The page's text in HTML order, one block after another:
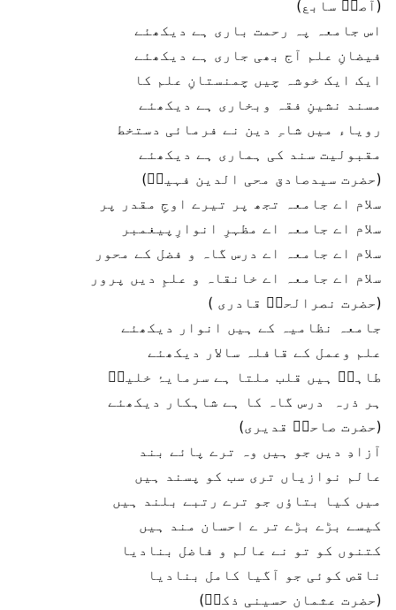
(آصفؔ سابع)
اس جامعہ پہ رحمت باری ہے دیکھئے
فیضانِ علم آج بھی جاری ہے دیکھئے
ایک ایک خوشہ چیں چمنستانِ علم کا
مسند نشینِ فقہ وبخاری ہے دیکھئے
رویاء میں شاہِ دین نے فرمائی دستخط
مقبولیت سند کی ہماری ہے دیکھئے
(حضرت سیدصادق محی الدین فہیمؔ)
سلام اے جامعہ تجھ پر تیرے اوجِ مقدر پر
سلام اے جامعہ اے مظہرِ انوارِپیغمبر
سلام اے جامعہ اے درس گاہ و فضل کے محور
سلام اے جامعہ اے خانقاہ و علمِ دیں پرور
(حضرت نصرالحقؔ قادری )
جامعہ نظامیہ کے ہیں انوار دیکھئے
علم وعمل کے قافلہ سالار دیکھئے
طاہرؔ ہیں قلب ملتا ہے سرمایۂ خلیلؔ
ہر ذرہ درس گاہ کا ہے شاہکار دیکھئے
(حضرت صاحبؔ قدیری)
آزادِ دیں جو ہیں وہ ترے پائے بند
عالم نوازیاں تری سب کو پسند ہیں
میں کیا بتاؤں جو ترے رتبے بلند ہیں
کیسے بڑے بڑے تر ے احسان مند ہیں
کتنوں کو تو نے عالم و فاضل بنادیا
ناقص کوئی جو آگیا کامل بنادیا
(حضرت عثمان حسینی ذکیؔ)